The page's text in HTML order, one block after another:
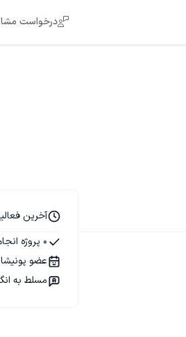
درخواست
آخرین فعالیت 08
0 پروژه انجام شده
عضو پونیشا از 03
مسلط به